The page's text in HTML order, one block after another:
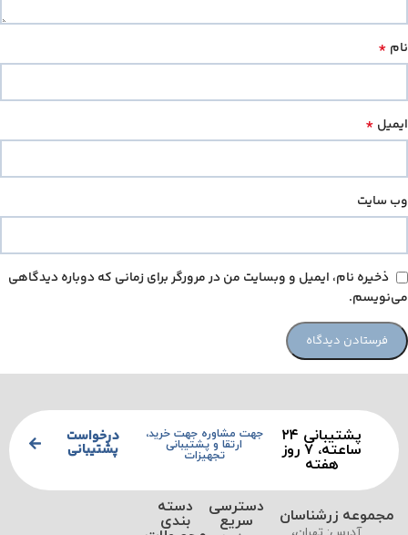
نام *
ایمیل *
وب‌ سایت
ذخیره نام، ایمیل و وبسایت من در مرورگر برای زمانی که دوباره دیدگاهی
می‌نویسم.
پشتیبانی ۲۴
ساعته، ۷ روز
هفته
جهت مشاوره جهت خرید،
ارتقا و پشتیبانی
تجهیزات
درخواست
پشتیبانی
مجموعه زرشناسان دسترسی
سریع
دسته
بندی